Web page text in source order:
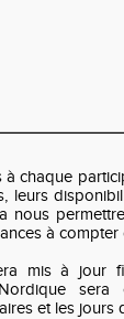
chaque
leurs
nous
à
mis à jour
sera
et les jours